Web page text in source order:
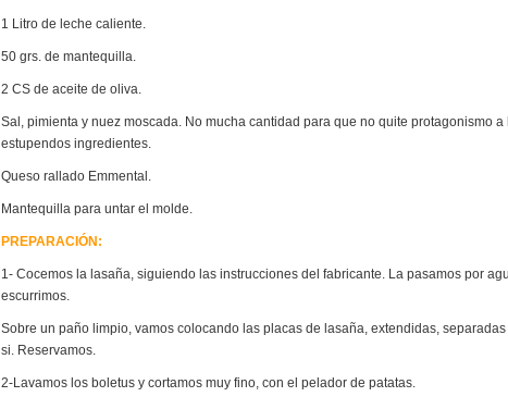
1 Litro de leche caliente.
50 grs. de mantequilla.
2 CS de aceite de oliva.
Sal, pimienta y nuez moscada. No mucha cantidad para que no quite protagonismo a
estupendos ingredientes.
Queso rallado Emmental.
Mantequilla para untar el molde.
PREPARACIÓN:
1- Cocemos la lasaña, siguiendo las instrucciones del fabricante. La pasamos por
escurrimos.
Sobre un paño limpio, vamos colocando las placas de lasaña, extendidas, separadas
si. Reservamos.
2-Lavamos los boletus y cortamos muy fino, con el pelador de patatas.